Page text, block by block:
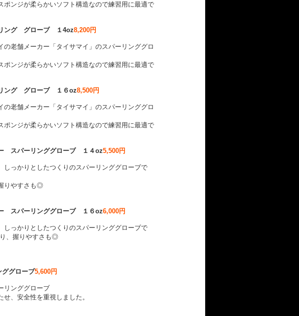
ポンジが柔らかいソフト構造なので練習用に最適で
ング グローブ １4oz8,200円
の老舗メーカー「タイサマイ」のスパーリンググロ
ポンジが柔らかいソフト構造なので練習用に最適で
ング グローブ １６oz8,500円
の老舗メーカー「タイサマイ」のスパーリンググロ
ポンジが柔らかいソフト構造なので練習用に最適で
スパーリンググローブ １４oz5,500円
しっかりとしたつくりのスパーリンググローブで
りやすさも◎
スパーリンググローブ １６oz6,000円
しっかりとしたつくりのスパーリンググローブで
、握りやすさも◎
グローブ5,600円
リンググローブ
せ、安全性を重視しました。